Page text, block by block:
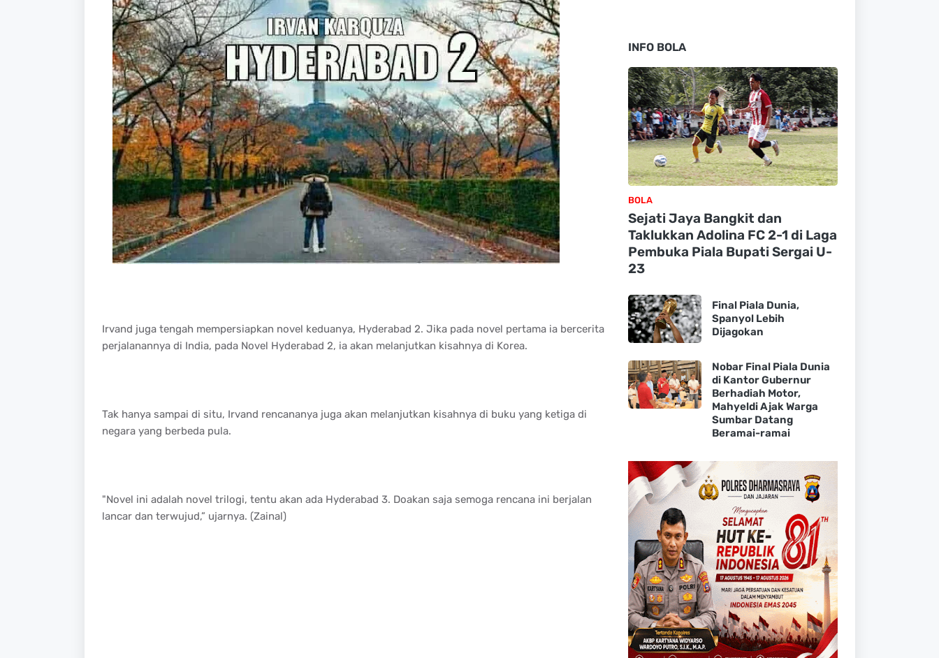
Irvand juga tengah mempersiapkan novel keduanya, Hyderabad 2. Jika pada novel pertama ia bercerita
perjalanannya di India, pada Novel Hyderabad 2, ia akan melanjutkan kisahnya di Korea.
Tak hanya sampai di situ, Irvand rencananya juga akan melanjutkan kisahnya di buku yang ketiga di
negara yang berbeda pula.
"Novel ini adalah novel trilogi, tentu akan ada Hyderabad 3. Doakan saja semoga rencana ini berjalan
lancar dan terwujud,” ujarnya. (Zainal)
INFO BOLA
BOLA
Sejati Jaya Bangkit dan
Taklukkan Adolina FC 2-1 di Laga
Pembuka Piala Bupati Sergai U-
23
Final Piala Dunia,
Spanyol Lebih
Dijagokan
Nobar Final Piala Dunia
di Kantor Gubernur
Berhadiah Motor,
Mahyeldi Ajak Warga
Sumbar Datang
Beramai-ramai